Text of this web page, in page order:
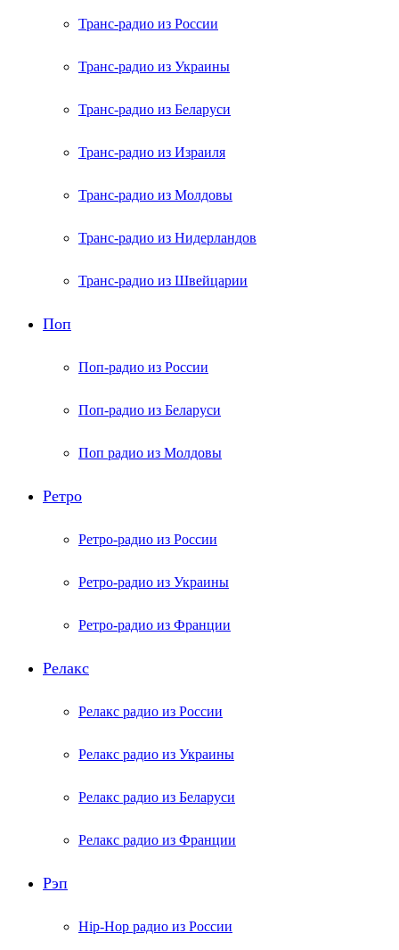
Транс-радио из России
Транс-радио из Украины
Транс-радио из Беларуси
Транс-радио из Израиля
Транс-радио из Молдовы
Транс-радио из Нидерландов
Транс-радио из Швейцарии
Поп
Поп-радио из России
Поп-радио из Беларуси
Поп радио из Молдовы
Ретро
Ретро-радио из России
Ретро-радио из Украины
Ретро-радио из Франции
Релакс
Релакс радио из России
Релакс радио из Украины
Релакс радио из Беларуси
Релакс радио из Франции
Рэп
Hip-Hop радио из России